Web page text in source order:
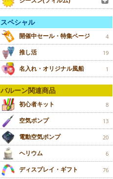
スペシャル
開催中セール・特集ページ 4
推し活 19
名入れ・オリジナル風船 1
バルーン関連商品
初心者キット 8
空気ポンプ 13
電動空気ポンプ 20
ヘリウム 6
ディスプレイ・ギフト 76